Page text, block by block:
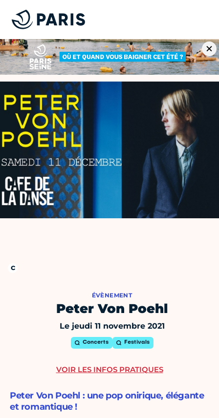
ÉVÈNEMENT
Peter Von Poehl
Le jeudi 11 novembre 2021
Concerts Festivals
Peter Von Poehl : une pop onirique, élégante
et romantique !
VOIR LES INFOS PRATIQUES